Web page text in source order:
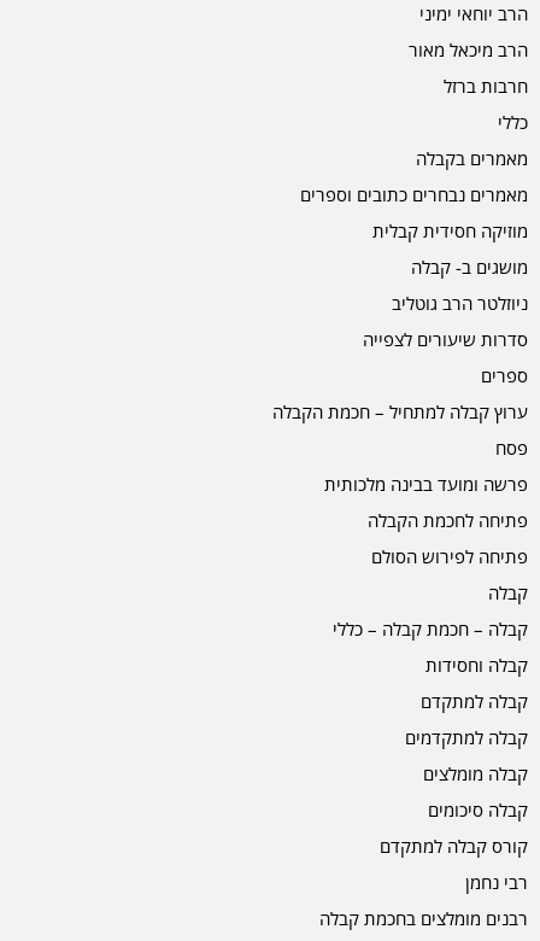
הרב יוחאי ימיני
הרב מיכאל מאור
חרבות ברזל
כללי
מאמרים בקבלה
מאמרים נבחרים כתובים וספרים
מוזיקה חסידית קבלית
מושגים ב- קבלה
ניוזלטר הרב גוטליב
סדרות שיעורים לצפייה
ספרים
ערוץ קבלה למתחיל – חכמת הקבלה
פסח
פרשה ומועד בבינה מלכותית
פתיחה לחכמת הקבלה
פתיחה לפירוש הסולם
קבלה
קבלה – חכמת קבלה – כללי
קבלה וחסידות
קבלה למתקדם
קבלה למתקדמים
קבלה מומלצים
קבלה סיכומים
קורס קבלה למתקדם
רבי נחמן
רבנים מומלצים בחכמת קבלה